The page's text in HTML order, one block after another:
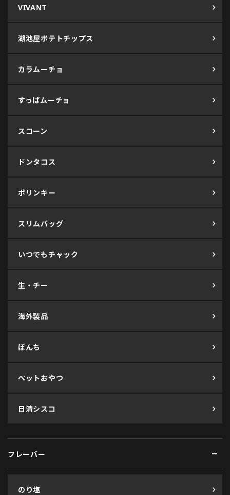
VIVANT
湖池屋ポテトチップス
カラムーチョ
すっぱムーチョ
スコーン
ドンタコス
ポリンキー
スリムバッグ
いつでもチャック
生・チー
海外製品
ぼんち
ペットおやつ
日清シスコ
フレーバー
のり塩